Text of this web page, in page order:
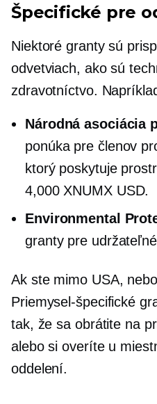
Špecifické pre
Niektoré granty sú
odvetviach, ako sú
zdravotníctvo.
Národná asociácia
ponúka pre členov
ktorý poskytuje
4,000 XNUMX USD.
Environmental
granty pre
Ak ste mimo USA,
Priemysel-špecifické
tak, že sa obrátite na
alebo si overíte u
oddelení.